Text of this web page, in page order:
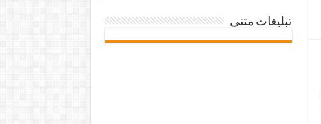
تبلیغات متنی